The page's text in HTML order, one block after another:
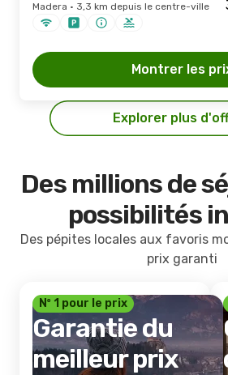
Madera · 3,3 km depuis le centre-ville
Montrer les
Explorer plus
Des millions de
possibilités
Des pépites locales aux favoris
prix garanti
Nº 1 pour le prix
Garantie du
meilleur prix